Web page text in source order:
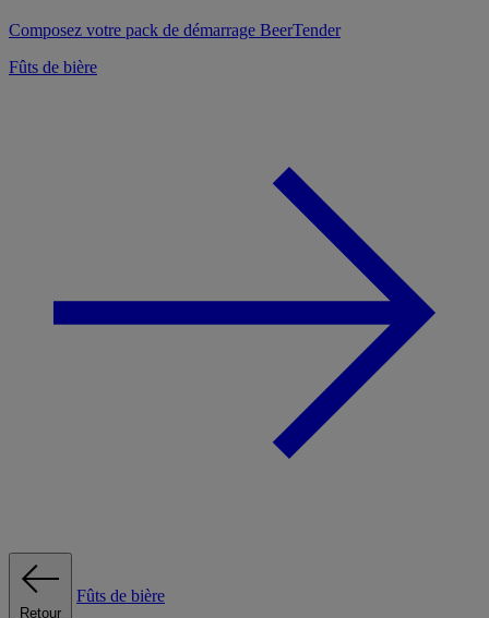
Composez votre pack de démarrage BeerTender
Fûts de bière
Retour
Fûts de bière